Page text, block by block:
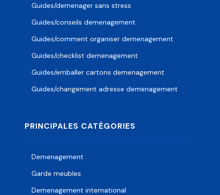
Guides/demenager sans stress
Guides/conseils demenagement
Guides/comment organiser demenagement
Guides/checklist demenagement
Guides/emballer cartons demenagement
Guides/changement adresse demenagement
PRINCIPALES CATÉGORIES
Demenagement
Garde meubles
Demenagement international